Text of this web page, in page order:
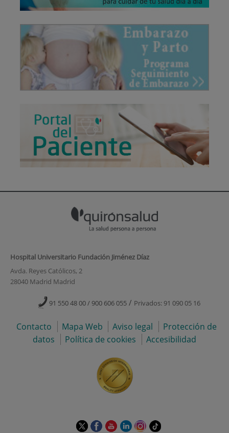
Hospital Universitario Fundación Jiménez Díaz
Avda. Reyes Católicos, 2
28040 Madrid Madrid
91 550 48 00 / 900 606 055 / Privados: 91 090 05 16
Contacto Mapa Web Aviso legal
Protección de
datos
Política de cookies Accesibilidad
EsteEsteEsteEsteEsteEnlace